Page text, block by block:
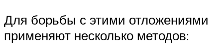
Для борьбы с этими отложениями
применяют несколько методов: